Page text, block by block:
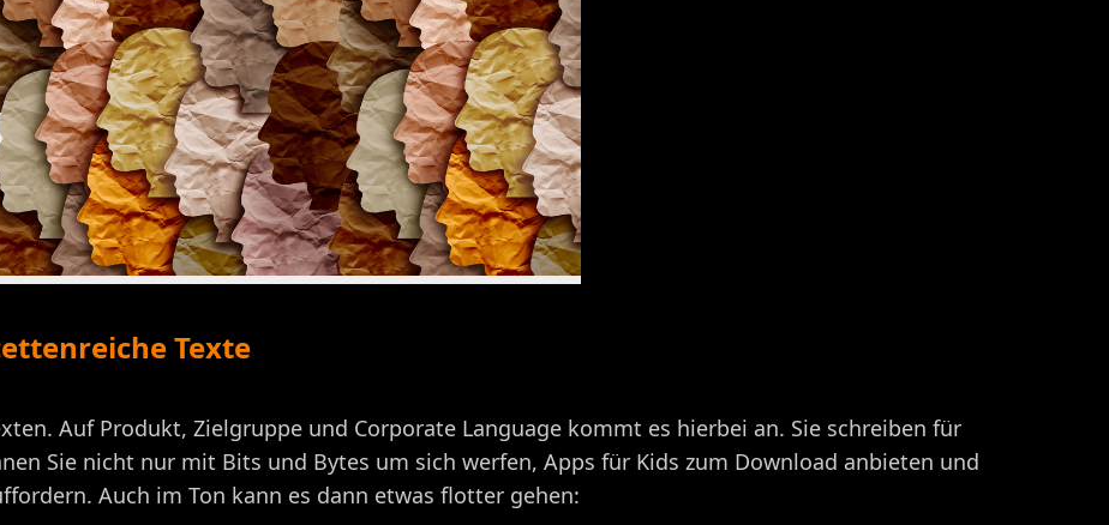
Texte
Auf Produkt, Zielgruppe und Corporate Language kommt es hierbei an. Sie schreiben für
Sie nicht nur mit Bits und Bytes um sich werfen, Apps für Kids zum Download anbieten und
Auch im Ton kann es dann etwas flotter gehen: